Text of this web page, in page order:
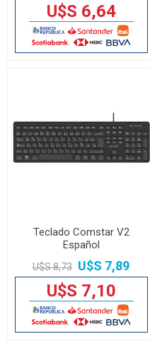
U$S 6,64
Teclado Comstar V2
Español
U$S 8,73 U$S 7,89
U$S 7,10